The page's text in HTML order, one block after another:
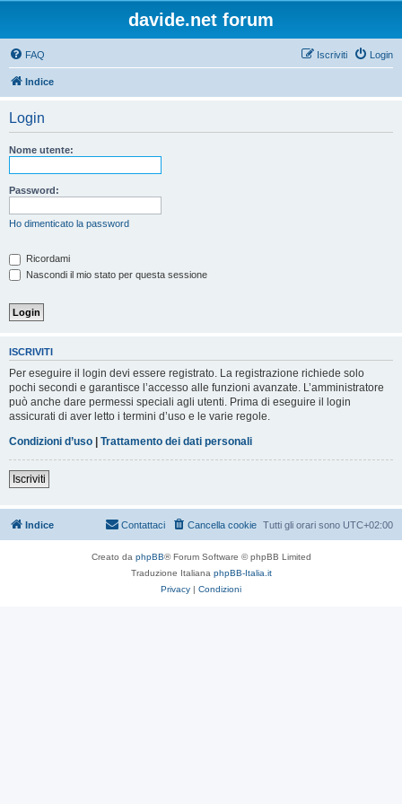
davide.net forum
FAQ Login
Iscriviti
Indice
Login
Nome utente:
Password:
Ho dimenticato la password
Ricordami
Nascondi il mio stato per questa sessione
ISCRIVITI
Per eseguire il login devi essere registrato. La registrazione richiede solo
pochi secondi e garantisce l’accesso alle funzioni avanzate. L’amministratore
può anche dare permessi speciali agli utenti. Prima di eseguire il login
assicurati di aver letto i termini d’uso e le varie regole.
Condizioni d’uso | Trattamento dei dati personali
Iscriviti
Indice Tutti gli orari sono UTC+02:00
Cancella cookie
Contattaci
Creato da phpBB® Forum Software © phpBB Limited
Traduzione Italiana phpBB-Italia.it
Privacy | Condizioni